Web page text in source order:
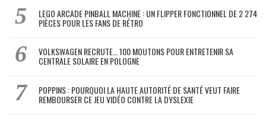
LEGO ARCADE PINBALL MACHINE : UN FLIPPER FONCTIONNEL DE 2 274
PIÈCES POUR LES FANS DE RÉTRO
VOLKSWAGEN RECRUTE… 100 MOUTONS POUR ENTRETENIR SA
CENTRALE SOLAIRE EN POLOGNE
POPPINS : POURQUOI LA HAUTE AUTORITÉ DE SANTÉ VEUT FAIRE
REMBOURSER CE JEU VIDÉO CONTRE LA DYSLEXIE